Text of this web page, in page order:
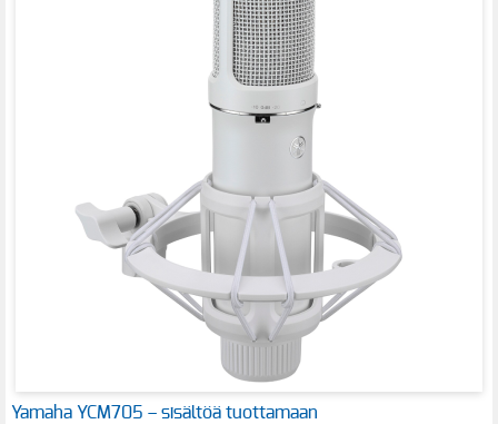
Yamaha YCM705 – sisältöä tuottamaan